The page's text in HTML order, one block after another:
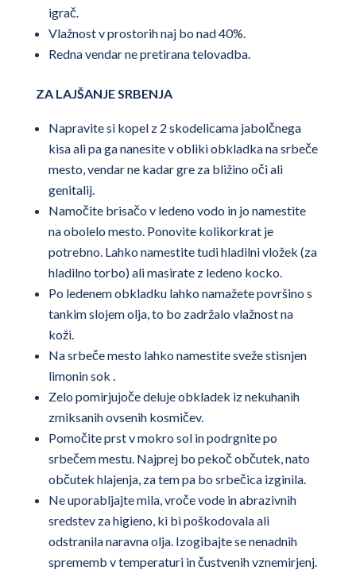
igrač.
Vlažnost v prostorih naj bo nad 40%.
Redna vendar ne pretirana telovadba.
ZA LAJŠANJE SRBENJA
Napravite si kopel z 2 skodelicama jabolčnega
kisa ali pa ga nanesite v obliki obkladka na srbeče
mesto, vendar ne kadar gre za bližino oči ali
genitalij.
Namočite brisačo v ledeno vodo in jo namestite
na obolelo mesto. Ponovite kolikorkrat je
potrebno. Lahko namestite tudi hladilni vložek (za
hladilno torbo) ali masirate z ledeno kocko.
Po ledenem obkladku lahko namažete površino s
tankim slojem olja, to bo zadržalo vlažnost na
koži.
Na srbeče mesto lahko namestite sveže stisnjen
limonin sok .
Zelo pomirjujoče deluje obkladek iz nekuhanih
zmiksanih ovsenih kosmičev.
Pomočite prst v mokro sol in podrgnite po
srbečem mestu. Najprej bo pekoč občutek, nato
občutek hlajenja, za tem pa bo srbečica izginila.
Ne uporabljajte mila, vroče vode in abrazivnih
sredstev za higieno, ki bi poškodovala ali
odstranila naravna olja. Izogibajte se nenadnih
sprememb v temperaturi in čustvenih vznemirjenj.